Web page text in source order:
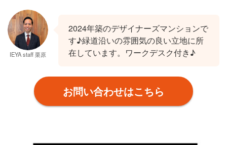
IEYA staff 栗原
2024年築のデザイナーズマンションで
す♪緑道沿いの雰囲気の良い立地に所
在しています。ワークデスク付き♪
お問い合わせはこちら